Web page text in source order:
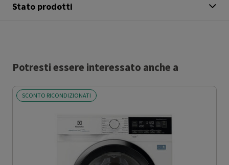
Stato prodotti
Potresti essere interessato anche a
SCONTO RICONDIZIONATI